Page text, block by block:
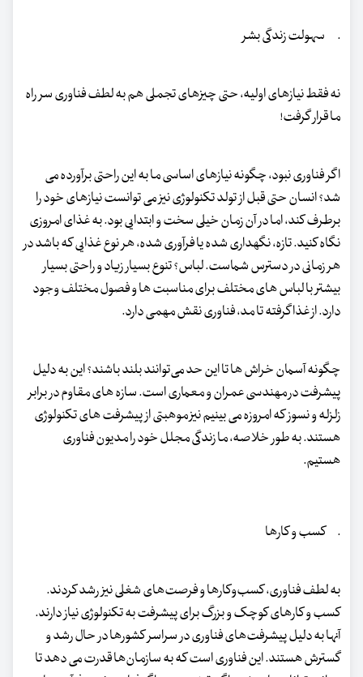
· سهولت زندگی بشر
نه فقط نیازهای اولیه، حتی چیزهای تجملی هم به لطف فناوری سر راه
ما قرار گرفت!
اگر فناوری نبود، چگونه نیازهای اساسی ما به این راحتی برآورده می
شد؟ انسان حتی قبل از تولد تکنولوژی نیز می توانست نیازهای خود را
برطرف کند، اما در آن زمان خیلی سخت و ابتدایی بود. به غذای امروزی
نگاه کنید. تازه، نگهداری شده یا فرآوری شده، هر نوع غذایی که باشد در
هر زمانی در دسترس شماست. لباس؟ تنوع بسیار زیاد و راحتی بسیار
بیشتر با لباس های مختلف برای مناسبت ها و فصول مختلف وجود
دارد. از غذا گرفته تا مد، فناوری نقش مهمی دارد.
چگونه آسمان خراش ها تا این حد می‌توانند بلند باشند؟ این به دلیل
پیشرفت در مهندسی عمران و معماری است. سازه های مقاوم در برابر
زلزله و نسوز که امروزه می بینیم نیز موهبتی از پیشرفت های تکنولوژی
هستند. به طور خلاصه، ما زندگی مجلل خود را مدیون فناوری
هستیم.
· کسب و کارها
به لطف فناوری، کسب‌وکارها و فرصت‌های شغلی نیز رشد کردند.
کسب و کارهای کوچک و بزرگ برای پیشرفت به تکنولوژی نیاز دارند.
آنها به دلیل پیشرفت‌های فناوری در سراسر کشورها در حال رشد و
گسترش هستند. این فناوری است که به سازمان‌ها قدرت می دهد تا